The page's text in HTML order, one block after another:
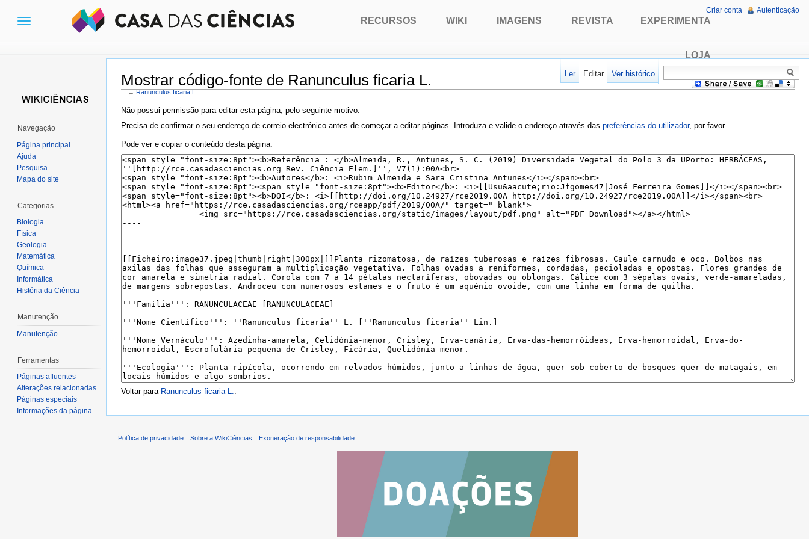
Mostrar código-fonte de Ranunculus ficaria L.
←Ranunculus ficaria L.
Não possui permissão para editar esta página, pelo seguinte motivo:
Precisa de confirmar o seu endereço de correio electrónico antes de começar a editar páginas. Introduza e valide o endereço através das preferências do utilizador, por favor.
Pode ver e copiar o conteúdo desta página:
Voltar para Ranunculus ficaria L.
Toggle
RECURSOS WIKI IMAGENS REVISTA EXPERIMENTA
LOJA
Criar conta Autenticação
Ler Editar Ver histórico
Navegação
Página principal
Ajuda
Pesquisa
Mapa do site
Categorias
Biologia
Física
Geologia
Matemática
Química
Informática
História da Ciência
Manutenção
Manutenção
Ferramentas
Páginas afluentes
Alterações relacionadas
Páginas especiais
Informações da página
Política de privacidade Sobre a WikiCiências Exoneração de responsabilidade